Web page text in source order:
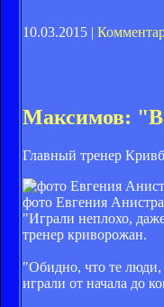
10.03.2015 |
Максимов: "В
Главный тренер
фото Евгения
"Играли неплохо,
тренер криворожан.
"Обидно, что те люди,
играли от начала до